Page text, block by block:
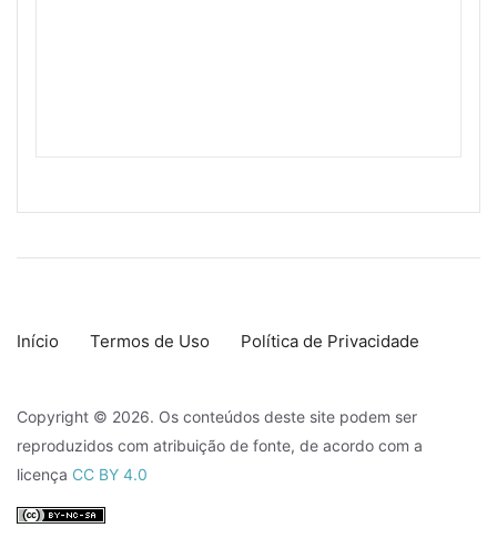
Início Termos de Uso Política de Privacidade
Copyright © 2026. Os conteúdos deste site podem ser
reproduzidos com atribuição de fonte, de acordo com a
licença CC BY 4.0